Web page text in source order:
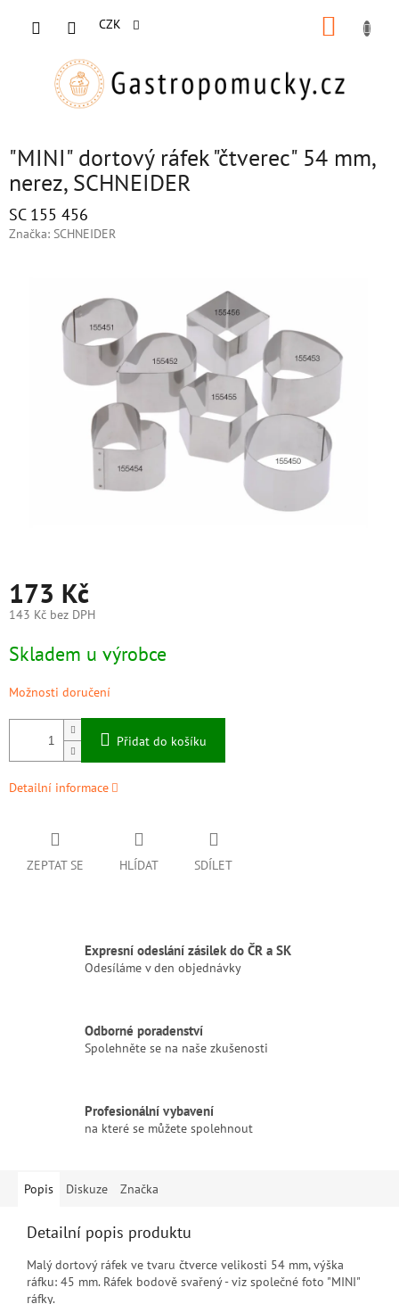
CZK
"MINI" dortový ráfek "čtverec" 54 mm,
nerez, SCHNEIDER
SC 155 456
Značka: SCHNEIDER
173 Kč
143 Kč bez DPH
cena:
Skladem u výrobce
Možnosti doručení
Přidat do košíku
Detailní informace
ZEPTAT SE HLÍDAT SDÍLET
Expresní odeslání zásilek do ČR a SK
Odesíláme v den objednávky
Odborné poradenství
Spolehněte se na naše zkušenosti
Profesionální vybavení
na které se můžete spolehnout
Popis Diskuze Značka
Detailní popis produktu
Malý dortový ráfek ve tvaru čtverce velikosti 54 mm, výška
ráfku: 45 mm. Ráfek bodově svařený - viz společné foto "MINI"
ráfky.